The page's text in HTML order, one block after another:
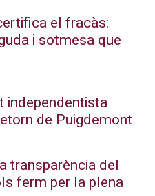
el fracàs:
i sotmesa que
independentista
de Puigdemont
transparència del
ferm per la plena